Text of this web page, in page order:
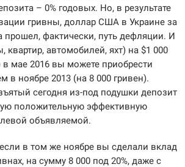
– 0% годовых. Но, в результате
гривны, доллар США в Украине за
прошел, фактически, путь дефляции. И
квартир, автомобилей, яхт) на $1 000
в мае 2016 вы можете приобрести
в ноябре 2013 (на 8 000 гривен).
сегодня из-под подушки депозит
положительную эффективную
объявляемой.
в том же ноябре вы сделали вклад
на сумму 8 000 под 20%, даже с